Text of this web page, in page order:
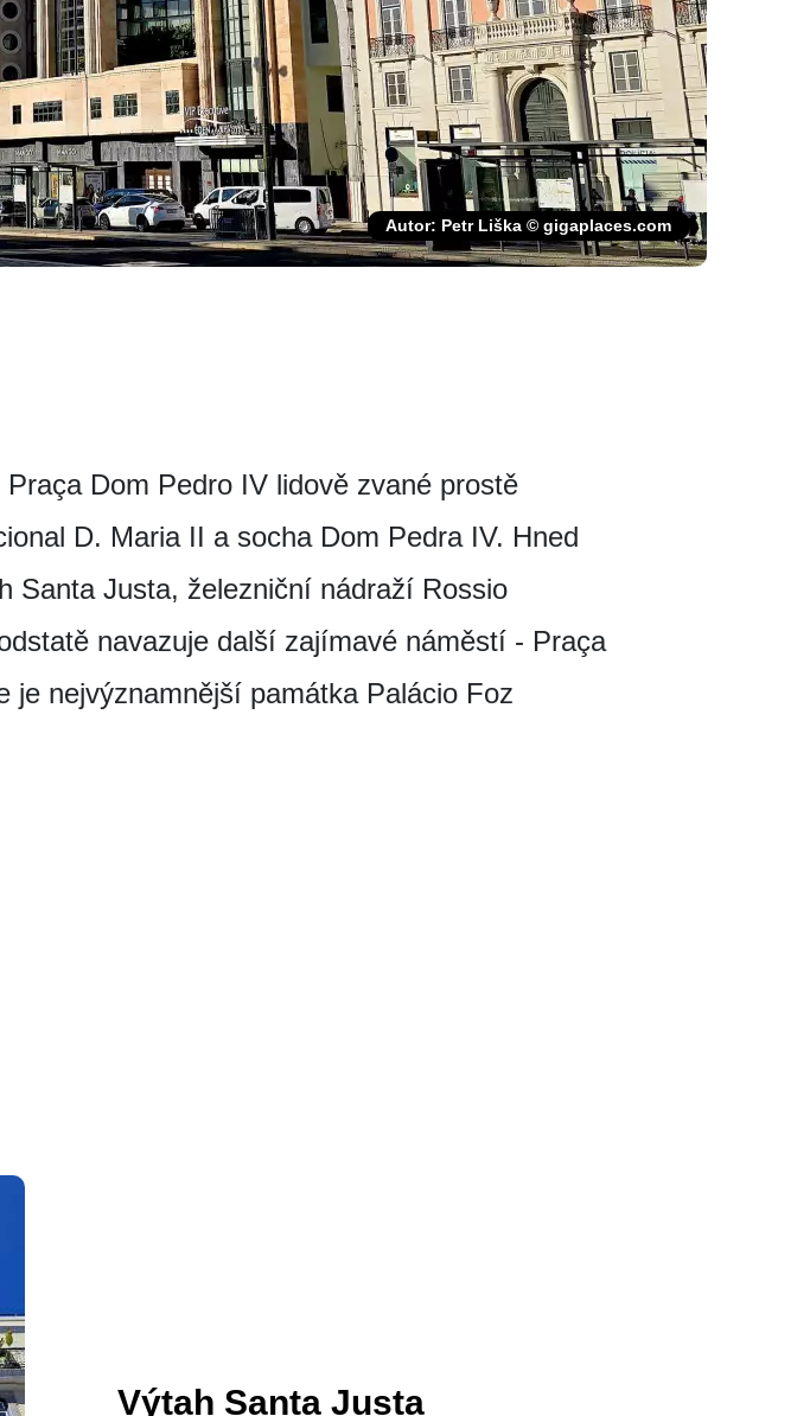
Autor: Petr Liška © gigaplaces.com
Dom Pedro IV lidově zvané prostě
D. Maria II a socha Dom Pedra IV. Hned
Santa Justa, železniční nádraží Rossio
navazuje další zajímavé náměstí - Praça
je nejvýznamnější památka Palácio Foz
Výtah Santa Justa